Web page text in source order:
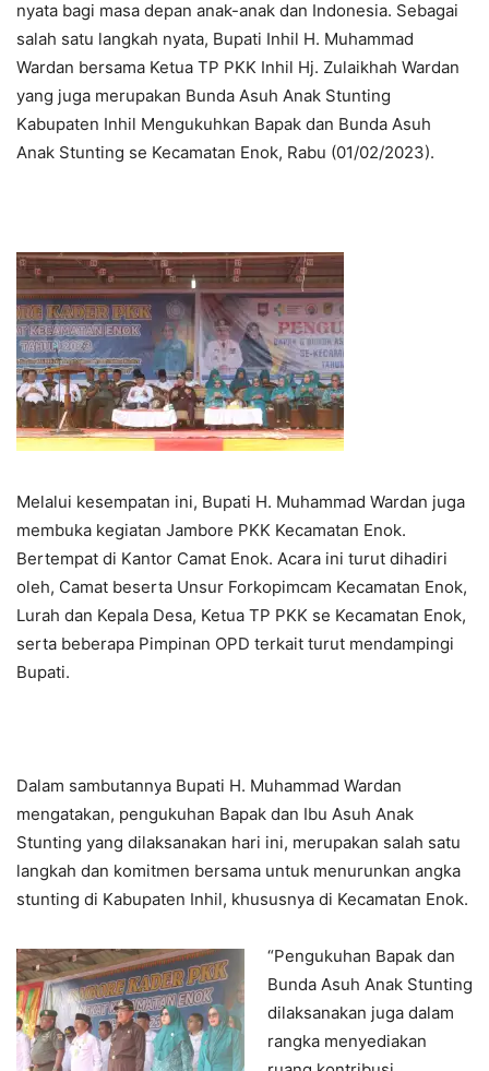
nyata bagi masa depan anak-anak dan Indonesia. Sebagai
salah satu langkah nyata, Bupati Inhil H. Muhammad
Wardan bersama Ketua TP PKK Inhil Hj. Zulaikhah Wardan
yang juga merupakan Bunda Asuh Anak Stunting
Kabupaten Inhil Mengukuhkan Bapak dan Bunda Asuh
Anak Stunting se Kecamatan Enok, Rabu (01/02/2023).
Melalui kesempatan ini, Bupati H. Muhammad Wardan juga
membuka kegiatan Jambore PKK Kecamatan Enok.
Bertempat di Kantor Camat Enok. Acara ini turut dihadiri
oleh, Camat beserta Unsur Forkopimcam Kecamatan Enok,
Lurah dan Kepala Desa, Ketua TP PKK se Kecamatan Enok,
serta beberapa Pimpinan OPD terkait turut mendampingi
Bupati.
Dalam sambutannya Bupati H. Muhammad Wardan
mengatakan, pengukuhan Bapak dan Ibu Asuh Anak
Stunting yang dilaksanakan hari ini, merupakan salah satu
langkah dan komitmen bersama untuk menurunkan angka
stunting di Kabupaten Inhil, khususnya di Kecamatan Enok.
“Pengukuhan Bapak dan
Bunda Asuh Anak Stunting
dilaksanakan juga dalam
rangka menyediakan